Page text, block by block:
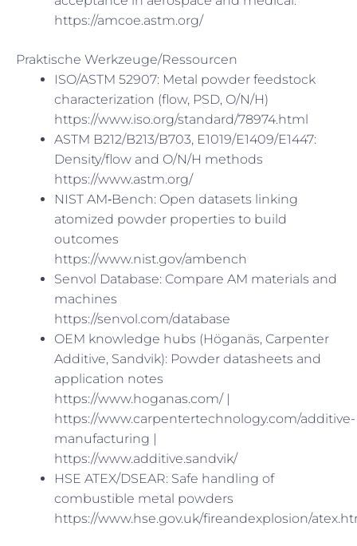
https://amcoe.astm.org/
Praktische Werkzeuge/Ressourcen
ISO/ASTM 52907: Metal powder feedstock
characterization (flow, PSD, O/N/H)
https://www.iso.org/standard/78974.html
ASTM B212/B213/B703, E1019/E1409/E1447:
Density/flow and O/N/H methods
https://www.astm.org/
NIST AM‑Bench: Open datasets linking
atomized powder properties to build
outcomes
https://www.nist.gov/ambench
Senvol Database: Compare AM materials and
machines
https://senvol.com/database
OEM knowledge hubs (Höganäs, Carpenter
Additive, Sandvik): Powder datasheets and
application notes
https://www.hoganas.com/ |
https://www.carpentertechnology.com/additive-
manufacturing |
https://www.additive.sandvik/
HSE ATEX/DSEAR: Safe handling of
combustible metal powders
https://www.hse.gov.uk/fireandexplosion/